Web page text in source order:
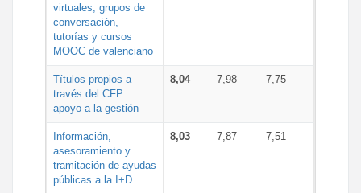
virtuales, grupos de
conversación,
tutorías y cursos
MOOC de valenciano
Títulos propios a
través del CFP:
apoyo a la gestión
8,04 7,98 7,75
Información,
asesoramiento y
tramitación de ayudas
públicas a la I+D
8,03 7,87 7,51